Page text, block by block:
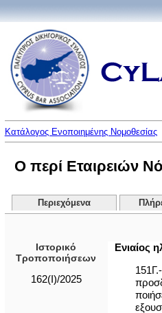
Κατάλογος Ενοποιημένης Νομοθεσίας
Ο περί Εταιρειών
Περιεχόμενα
Ιστορικό
Τροποποιήσεων
162(I)/2025
Ενιαίος